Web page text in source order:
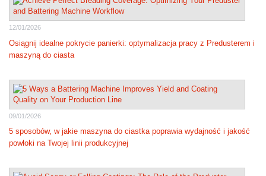
12/01/2026
Osiągnij idealne pokrycie panierki: optymalizacja pracy z Predusterem i
maszyną do ciasta
09/01/2026
5 sposobów, w jakie maszyna do ciastka poprawia wydajność i jakość
powłoki na Twojej linii produkcyjnej